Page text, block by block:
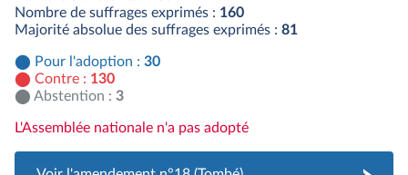
Nombre de suffrages exprimés : 160
Majorité absolue des suffrages exprimés : 81
Pour l'adoption : 30
Contre : 130
Abstention : 3
L'Assemblée nationale n'a pas adopté